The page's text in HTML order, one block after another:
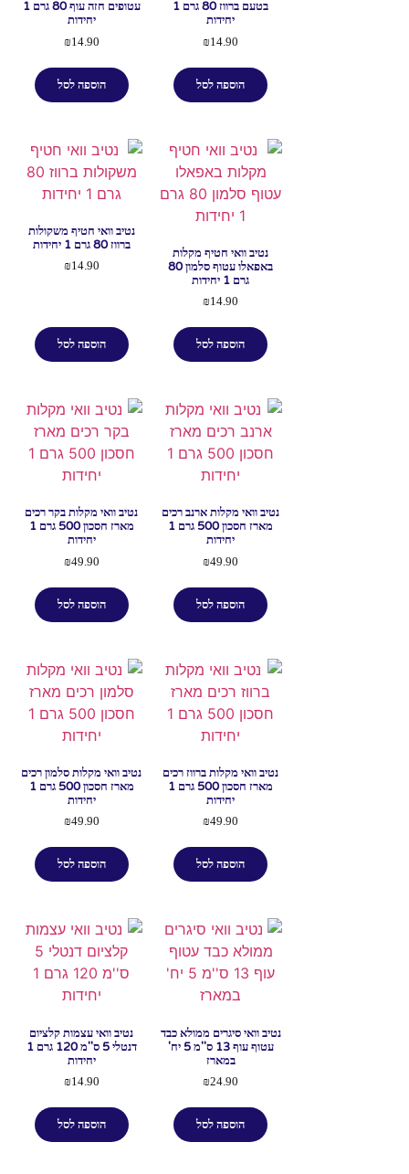
בטעם ברווז 80 גרם 1
יחידות
₪14.90
הוספה לסל
עטופים חזה עוף 80 גרם 1
יחידות
₪14.90
הוספה לסל
נטיב וואי חטיף מקלות
באפאלו עטוף סלמון 80
גרם 1 יחידות
₪14.90
הוספה לסל
נטיב וואי חטיף משקולות
ברווז 80 גרם 1 יחידות
₪14.90
הוספה לסל
נטיב וואי מקלות ארנב רכים
מארז חסכון 500 גרם 1
יחידות
₪49.90
הוספה לסל
נטיב וואי מקלות בקר רכים
מארז חסכון 500 גרם 1
יחידות
₪49.90
הוספה לסל
נטיב וואי מקלות ברווז רכים
מארז חסכון 500 גרם 1
יחידות
₪49.90
הוספה לסל
נטיב וואי מקלות סלמון רכים
מארז חסכון 500 גרם 1
יחידות
₪49.90
הוספה לסל
נטיב וואי סיגרים ממולא כבד
עטוף עוף 13 ס''מ 5 יח'
במארז
₪24.90
הוספה לסל
נטיב וואי עצמות קלציום
דנטלי 5 ס''מ 120 גרם 1
יחידות
₪14.90
הוספה לסל